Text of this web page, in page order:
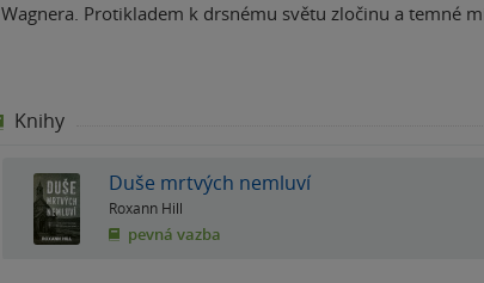
Wagnera. Protikladem k drsnému světu zločinu a temné
Knihy
Duše mrtvých nemluví
Roxann Hill
pevná vazba